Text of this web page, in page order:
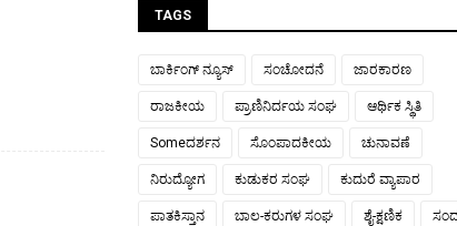
TAGS
ಬಾರ್ಕಿಂಗ್ ನ್ಯೂಸ್ ಸಂಚೋದನೆ ಜಾರಕಾರಣ
ರಾಜಕೀಯ ಪ್ರಾಣಿನಿರ್ದಯ ಸಂಘ ಆರ್ಥಿಕ ಸ್ಥಿತಿ
Someದರ್ಶನ ಸೊಂಪಾದಕೀಯ ಚುನಾವಣೆ
ನಿರುದ್ಯೋಗ ಕುಡುಕರ ಸಂಘ ಕುದುರೆ ವ್ಯಾಪಾರ
ಪಾತಕಿಸ್ತಾನ ಬಾಲ-ಕರುಗಳ ಸಂಘ ಶೈ-ಕ್ಷಣಿಕ